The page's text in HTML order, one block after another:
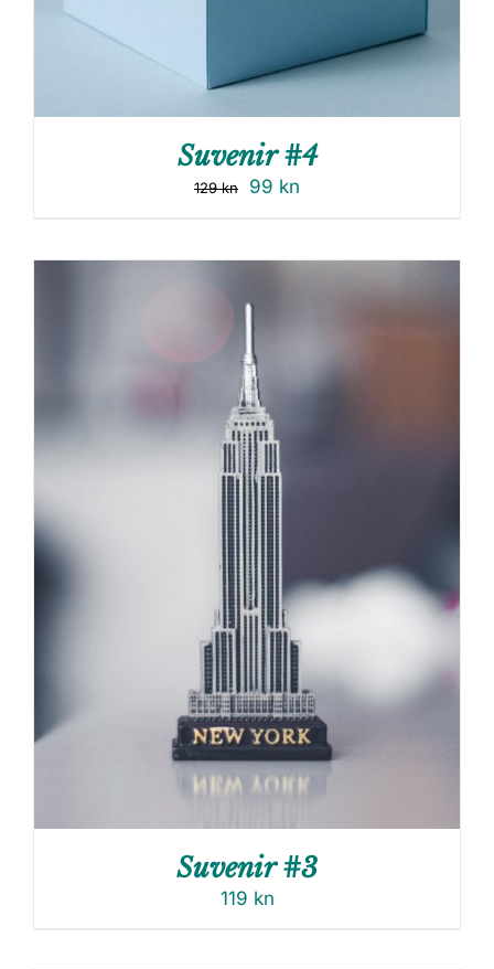
Suvenir #4
129kn 99 kn
Suvenir #3
119 kn